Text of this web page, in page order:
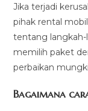
Jika terjadi
pihak rental
tentang langkah-
memilih paket
perbaikan
Bagaimana